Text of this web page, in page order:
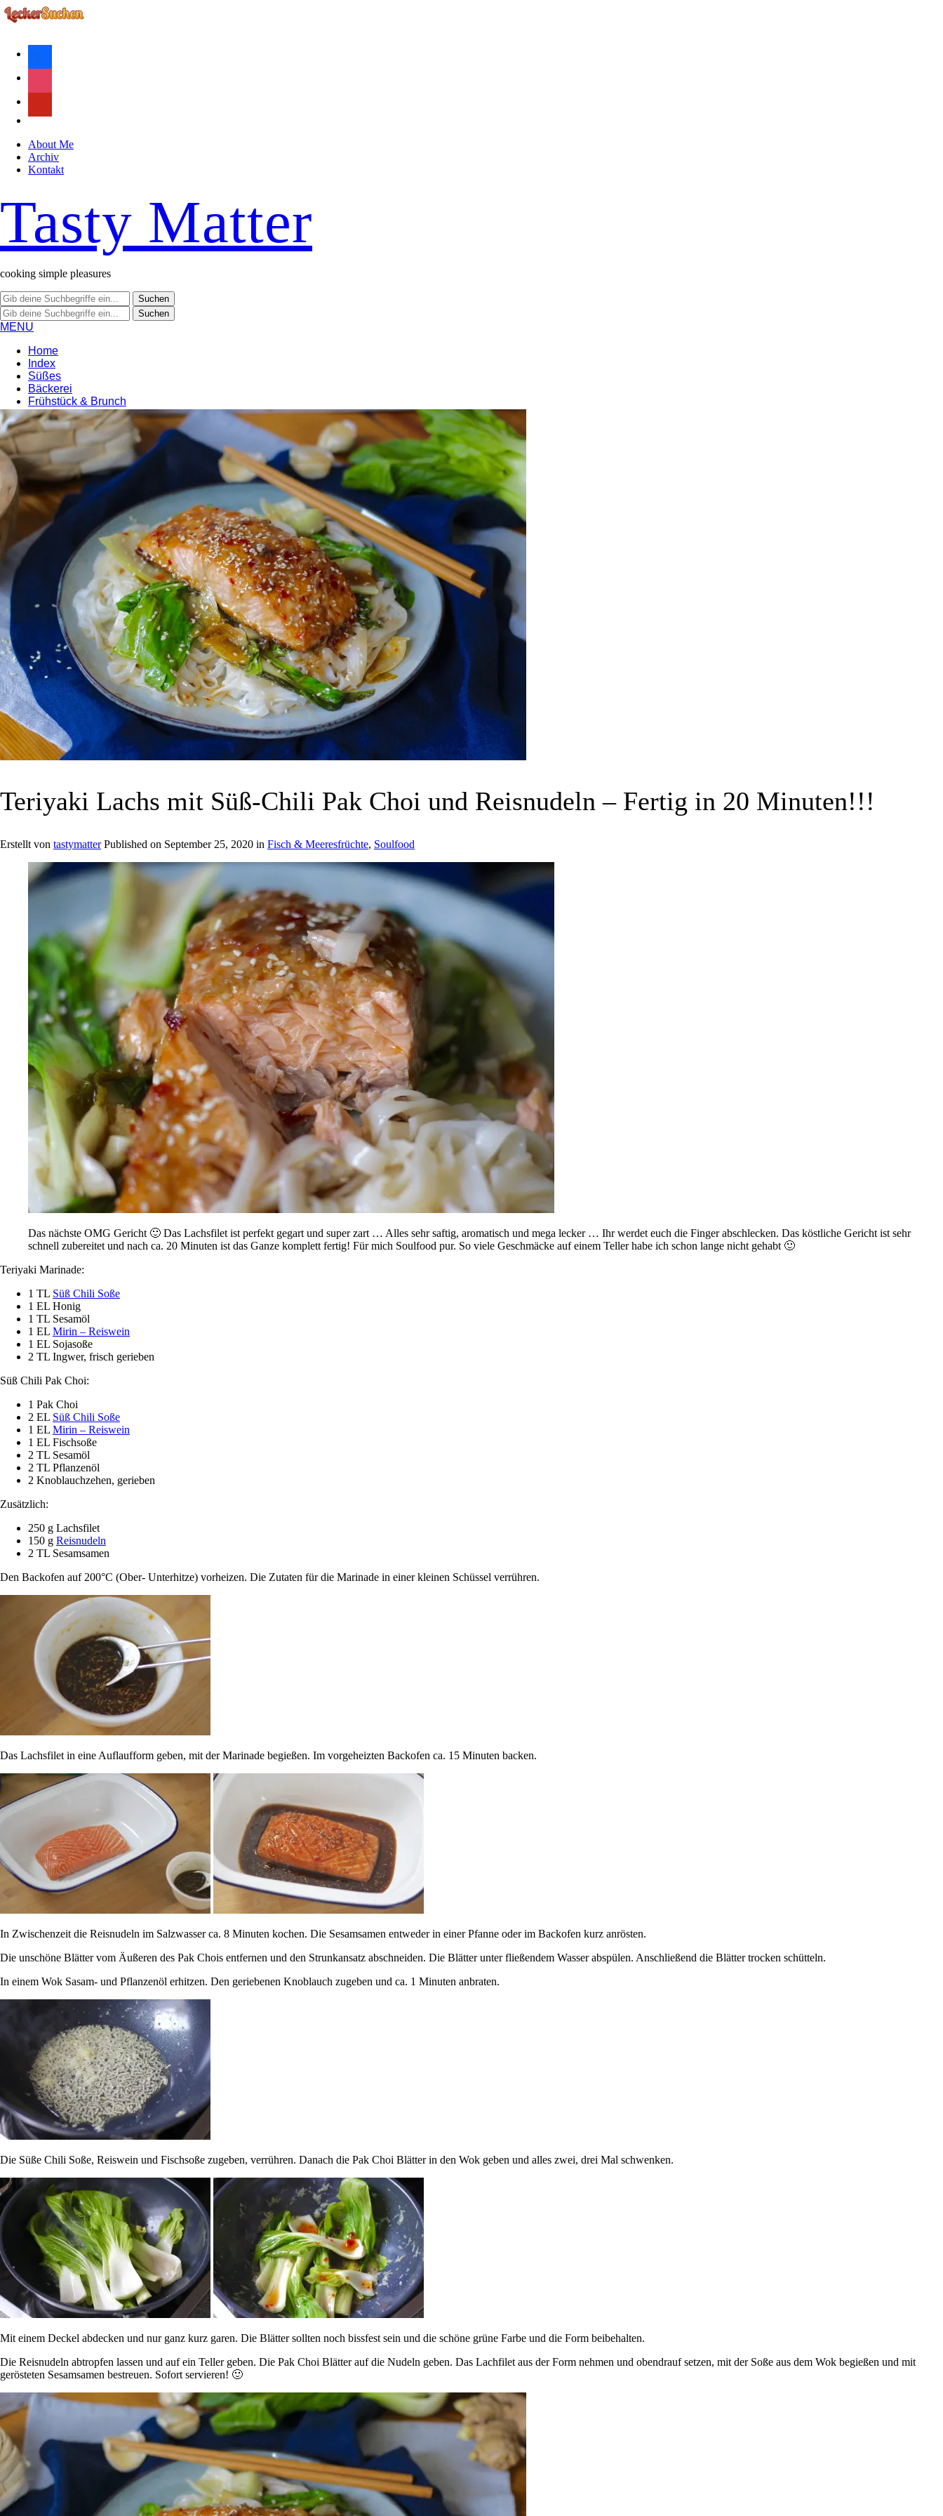
facebook
instagram
pinterest
rss
About Me
Archiv
Kontakt
Tasty Matter
cooking simple pleasures
MENU
Home
Index
Süßes
Bäckerei
Frühstück & Brunch
Soulfood
Teriyaki Lachs mit Süß-Chili Pak Choi und Reisnudeln – Fertig in 20 Minuten!!!
Erstellt von tastymatter Published on September 25, 2020 in Fisch & Meeresfrüchte, Soulfood
Das nächste OMG Gericht 🙂 Das Lachsfilet ist perfekt gegart und super zart … Alles sehr saftig, aromatisch und mega lecker … Ihr werdet euch die Finger abschlecken. Das köstliche Gericht ist sehr
schnell zubereitet und nach ca. 20 Minuten ist das Ganze komplett fertig! Für mich Soulfood pur. So viele Geschmäcke auf einem Teller habe ich schon lange nicht gehabt 🙂
Teriyaki Marinade:
1 TL Süß Chili Soße
1 EL Honig
1 TL Sesamöl
1 EL Mirin – Reiswein
1 EL Sojasoße
2 TL Ingwer, frisch gerieben
Süß Chili Pak Choi:
1 Pak Choi
2 EL Süß Chili Soße
1 EL Mirin – Reiswein
1 EL Fischsoße
2 TL Sesamöl
2 TL Pflanzenöl
2 Knoblauchzehen, gerieben
Zusätzlich:
250 g Lachsfilet
150 g Reisnudeln
2 TL Sesamsamen
Den Backofen auf 200°C (Ober- Unterhitze) vorheizen. Die Zutaten für die Marinade in einer kleinen Schüssel verrühren.
Das Lachsfilet in eine Auflaufform geben, mit der Marinade begießen. Im vorgeheizten Backofen ca. 15 Minuten backen.
In Zwischenzeit die Reisnudeln im Salzwasser ca. 8 Minuten kochen. Die Sesamsamen entweder in einer Pfanne oder im Backofen kurz anrösten.
Die unschöne Blätter vom Äußeren des Pak Chois entfernen und den Strunkansatz abschneiden. Die Blätter unter fließendem Wasser abspülen. Anschließend die Blätter trocken schütteln.
In einem Wok Sasam- und Pflanzenöl erhitzen. Den geriebenen Knoblauch zugeben und ca. 1 Minuten anbraten.
Die Süße Chili Soße, Reiswein und Fischsoße zugeben, verrühren. Danach die Pak Choi Blätter in den Wok geben und alles zwei, drei Mal schwenken.
Mit einem Deckel abdecken und nur ganz kurz garen. Die Blätter sollten noch bissfest sein und die schöne grüne Farbe und die Form beibehalten.
Die Reisnudeln abtropfen lassen und auf ein Teller geben. Die Pak Choi Blätter auf die Nudeln geben. Das Lachfilet aus der Form nehmen und obendrauf setzen, mit der Soße aus dem Wok begießen und mit
gerösteten Sesamsamen bestreuen. Sofort servieren! 🙂